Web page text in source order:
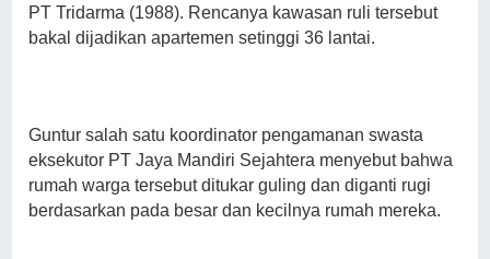
PT Tridarma (1988). Rencanya kawasan ruli tersebut
bakal dijadikan apartemen setinggi 36 lantai.
Guntur salah satu koordinator pengamanan swasta
eksekutor PT Jaya Mandiri Sejahtera menyebut bahwa
rumah warga tersebut ditukar guling dan diganti rugi
berdasarkan pada besar dan kecilnya rumah mereka.